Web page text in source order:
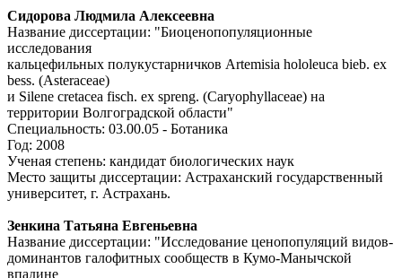
Сидорова Людмила Алексеевна
Название диссертации: "Биоценопопуляционные
исследования
кальцефильных полукустарничков Artemisia hololeuca bieb. ex
bess. (Asteraceae)
и Silene cretacea fisch. ex spreng. (Caryophyllaceae) на
территории Волгоградской области"
Специальность: 03.00.05 - Ботаника
Год: 2008
Ученая степень: кандидат биологических наук
Место защиты диссертации: Астраханский государственный
университет, г. Астрахань.
Зенкина Татьяна Евгеньевна
Название диссертации: "Исследование ценопопуляций видов-
доминантов галофитных сообществ в Кумо-Манычской
впадине